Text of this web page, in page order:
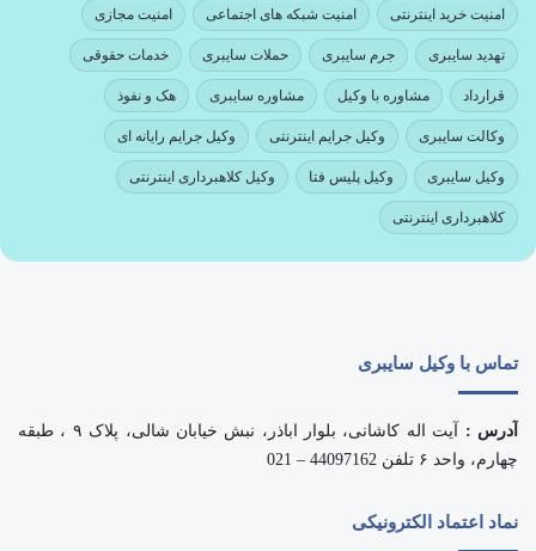
امنیت خرید اینترنتی امنیت شبکه های اجتماعی امنیت مجازی
تهدید سایبری جرم سایبری حملات سایبری خدمات حقوقی
قرارداد مشاوره با وکیل مشاوره سایبری هک و نفوذ
وکالت سایبری وکیل جرایم اینترنتی وکیل جرایم رایانه ای
وکیل سایبری وکیل پلیس فتا وکیل کلاهبرداری اینترنتی
کلاهبرداری اینترنتی
تماس با وکیل سایبری
آدرس :
آیت اله کاشانی، بلوار اباذر، نبش خیابان شالی، پلاک ۹ ، طبقه
چهارم، واحد ۶ تلفن 44097162 – 021
نماد اعتماد الکترونیکی